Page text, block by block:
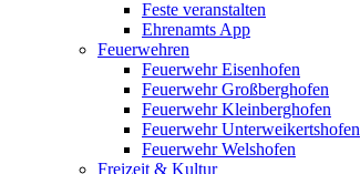
Feste veranstalten
Ehrenamts App
Feuerwehren
Feuerwehr Eisenhofen
Feuerwehr Großberghofen
Feuerwehr Kleinberghofen
Feuerwehr Unterweikertshofen
Feuerwehr Welshofen
Freizeit & Kultur